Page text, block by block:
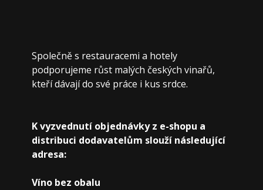
Společně s restauracemi a hotely
podporujeme růst malých českých vinařů,
kteří dávají do své práce i kus srdce.
K vyzvednutí objednávky z e-shopu a
distribuci dodavatelům slouží následující
adresa:
Víno bez obalu